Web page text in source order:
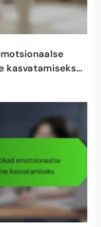
kasvatamiseks